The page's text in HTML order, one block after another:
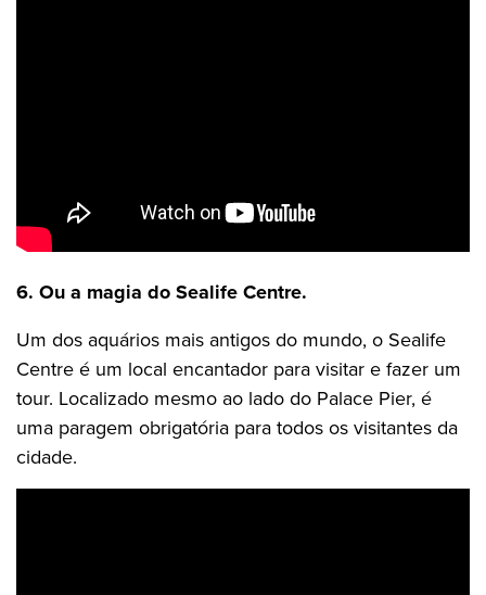
6. Ou a magia do Sealife Centre.
Um dos aquários mais antigos do mundo, o Sealife
Centre é um local encantador para visitar e fazer um
tour. Localizado mesmo ao lado do Palace Pier, é
uma paragem obrigatória para todos os visitantes da
cidade.